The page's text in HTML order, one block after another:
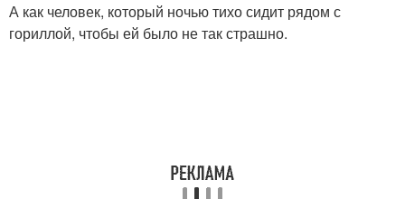
А как человек, который ночью тихо сидит рядом с
гориллой, чтобы ей было не так страшно.